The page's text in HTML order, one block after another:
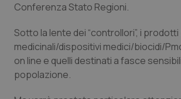
Lombardia
Marche
Dolore
Donna & Salute
Conferenza Stato Regioni.
Sotto la lente dei “controllori”, i
medicinali/dispositivi medici/biocidi/
on line e quelli destinati a fasce
popolazione.